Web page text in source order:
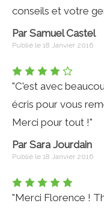
conseils et votre
Par Samuel Castel
Publié le 18 Janvier 2016
"C'est avec
écris pour vous
Merci pour tout !"
Par Sara Jourdain
Publié le 18 Janvier 2016
"Merci Florence !